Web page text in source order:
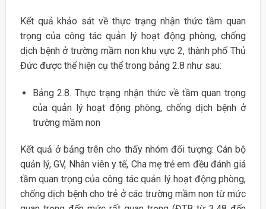
Kết quả khảo sát về thực trạng nhận thức tầm quan
trọng của công tác quản lý hoạt động phòng, chống
dịch bệnh ở trường mầm non khu vực 2, thành phố Thủ
Đức được thể hiện cụ thể trong bảng 2.8 như sau:
Bảng 2.8. Thực trạng nhận thức về tầm quan trọng
của quản lý hoạt động phòng, chống dịch bệnh ở
trường mầm non
Kết quả ở bảng trên cho thấy nhóm đối tượng: Cán bộ
quản lý, GV, Nhân viên y tế, Cha mẹ trẻ em đều đánh giá
tầm quan trọng của công tác quản lý hoạt động phòng,
chống dịch bệnh cho trẻ ở các trường mầm non từ mức